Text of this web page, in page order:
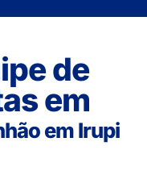
de
em
em Irupi